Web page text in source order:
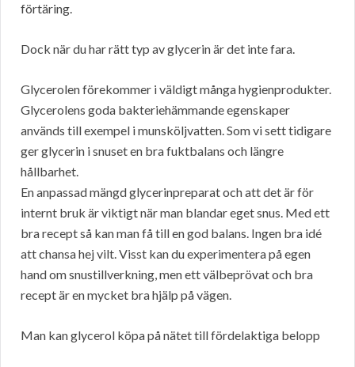
förtäring.
Dock när du har rätt typ av glycerin är det inte fara.
Glycerolen förekommer i väldigt många hygienprodukter.
Glycerolens goda bakteriehämmande egenskaper
används till exempel i munsköljvatten. Som vi sett tidigare
ger glycerin i snuset en bra fuktbalans och längre
hållbarhet.
En anpassad mängd glycerinpreparat och att det är för
internt bruk är viktigt när man blandar eget snus. Med ett
bra recept så kan man få till en god balans. Ingen bra idé
att chansa hej vilt. Visst kan du experimentera på egen
hand om snustillverkning, men ett välbeprövat och bra
recept är en mycket bra hjälp på vägen.
Man kan glycerol köpa på nätet till fördelaktiga belopp